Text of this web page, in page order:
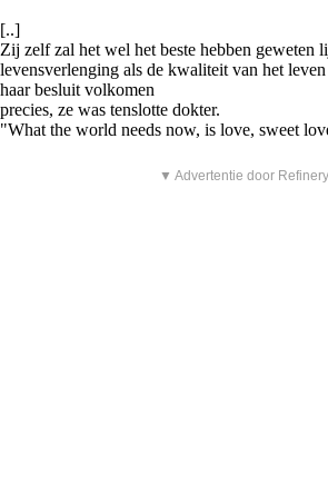
[..]
Zij zelf zal het wel het beste hebben geweten
levensverlenging als de kwaliteit van het
haar besluit volkomen
precies, ze was tenslotte dokter.
"What the world needs now, is love, sweet
▼ Advertentie door